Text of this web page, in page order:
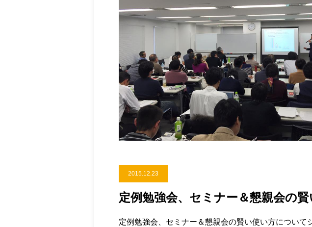
2015.12.23
定例勉強会、セミナー＆懇親会の
定例勉強会、セミナー＆懇親会の賢い使い方について